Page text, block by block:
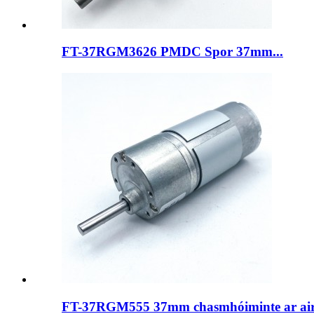
FT-37RGM3626 PMDC Spor 37mm...
FT-37RGM555 37mm chasmhóiminte ar